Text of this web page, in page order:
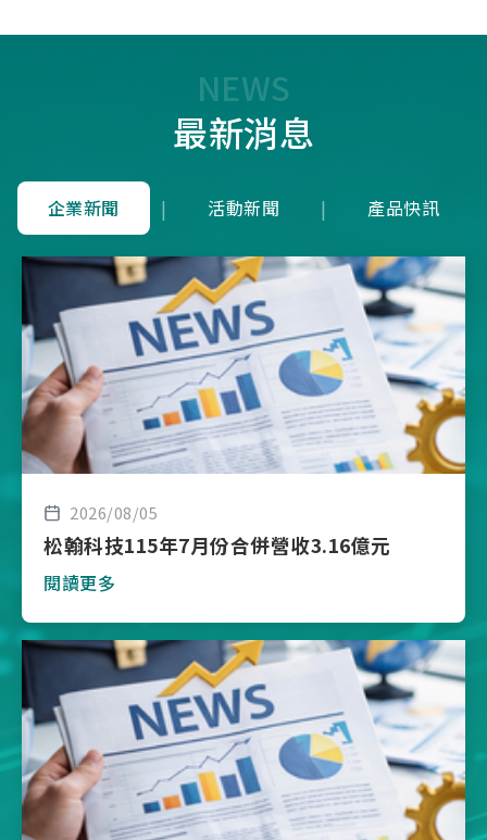
NEWS
最新消息
企業新聞 | 活動新聞 | 產品快訊
2026/08/05
松翰科技115年7月份合併營收3.16億元
閱讀更多